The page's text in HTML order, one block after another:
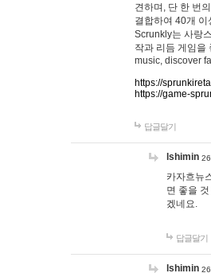
견하며, 단 한 번
결합하여 40개
Scrunkly는 사랑
작과 리듬 게임을
music, discover
https://
https://game-
답글달기
lshimin
카자흐뉴
면 좋을
겠네요.
답글달기
lshimin